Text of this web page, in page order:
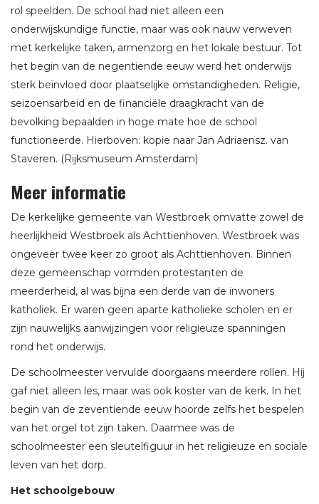
rol speelden. De school had niet alleen een
onderwijskundige functie, maar was ook nauw verweven
met kerkelijke taken, armenzorg en het lokale bestuur. Tot
het begin van de negentiende eeuw werd het onderwijs
sterk beïnvloed door plaatselijke omstandigheden. Religie,
seizoensarbeid en de financiële draagkracht van de
bevolking bepaalden in hoge mate hoe de school
functioneerde. Hierboven: kopie naar Jan Adriaensz. van
Staveren. (Rijksmuseum Amsterdam)
Meer informatie
De kerkelijke gemeente van Westbroek omvatte zowel de
heerlijkheid Westbroek als Achttienhoven. Westbroek was
ongeveer twee keer zo groot als Achttienhoven. Binnen
deze gemeenschap vormden protestanten de
meerderheid, al was bijna een derde van de inwoners
katholiek. Er waren geen aparte katholieke scholen en er
zijn nauwelijks aanwijzingen voor religieuze spanningen
rond het onderwijs.
De schoolmeester vervulde doorgaans meerdere rollen. Hij
gaf niet alleen les, maar was ook koster van de kerk. In het
begin van de zeventiende eeuw hoorde zelfs het bespelen
van het orgel tot zijn taken. Daarmee was de
schoolmeester een sleutelfiguur in het religieuze en sociale
leven van het dorp.
Het schoolgebouw